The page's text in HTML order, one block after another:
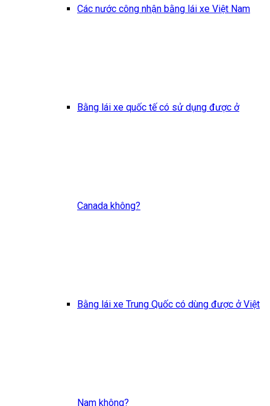
Các nước công nhận bằng lái xe Việt Nam
Bằng lái xe quốc tế có sử dụng được ở
Canada không?
Bằng lái xe Trung Quốc có dùng được ở Việt
Nam không?